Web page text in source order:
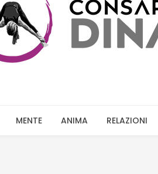
MENTE ANIMA RELAZIONI